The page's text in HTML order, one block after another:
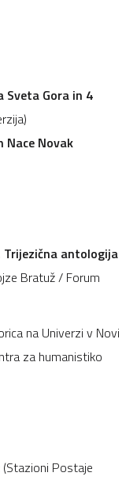
Sveta Gora in 4
Nace Novak
Trijezična antologija
Bratuž / Forum
na Univerzi v Novi
za humanistiko
(Stazioni Postaje